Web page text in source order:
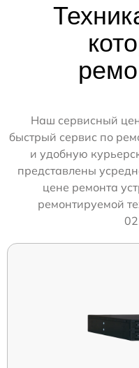
Наш сервисный
быстрый сервис по
и удобную
представлены
цене ремонта
ремонтируемой